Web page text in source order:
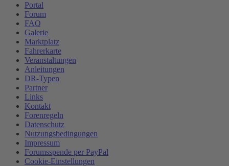
Portal
Forum
FAQ
Galerie
Marktplatz
Fahrerkarte
Veranstaltungen
Anleitungen
DR-Typen
Partner
Links
Kontakt
Forenregeln
Datenschutz
Nutzungsbedingungen
Impressum
Forumsspende per PayPal
Cookie-Einstellungen